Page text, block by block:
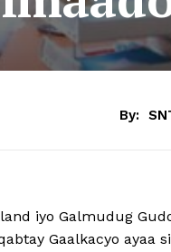
By:
iyo Galmudug
Gaalkacyo ayaa